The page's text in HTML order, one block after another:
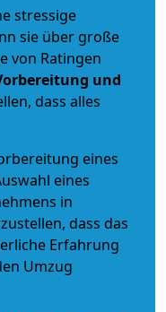
stressige
sie über große
von Ratingen
und
dass alles
eines
eines
in
dass das
Erfahrung
Umzug